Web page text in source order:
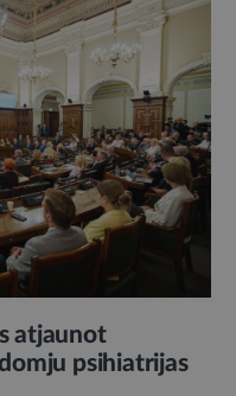
atjaunot
psihiatrijas